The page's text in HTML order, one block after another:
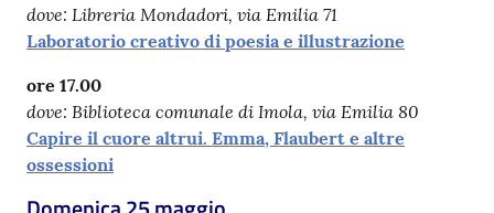
dove: Libreria Mondadori, via Emilia 71
Laboratorio creativo di poesia e illustrazione
ore 17.00
dove: Biblioteca comunale di Imola, via Emilia 80
Capire il cuore altrui. Emma, Flaubert e altre
ossessioni